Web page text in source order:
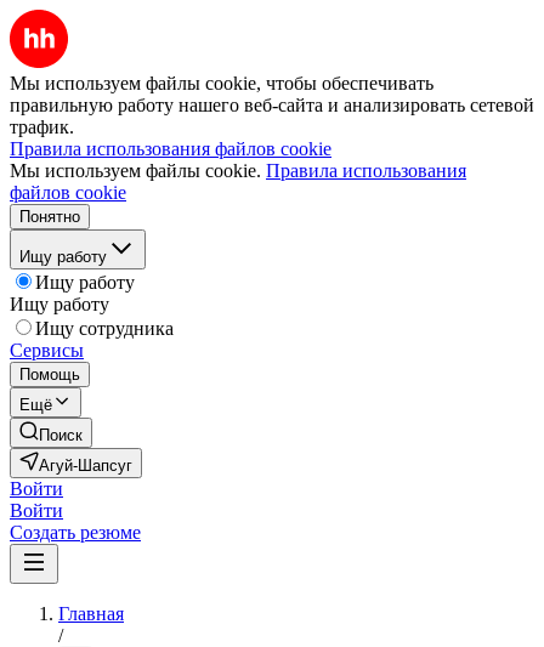
Мы используем файлы cookie, чтобы обеспечивать
правильную работу нашего веб-сайта и анализировать сетевой
трафик.
Правила использования файлов cookie
Мы используем файлы cookie. Правила использования
файлов cookie
Понятно
Ищу работу
Ищу работу
Ищу работу
Ищу сотрудника
Сервисы
Помощь
Ещё
Поиск
Агуй-Шапсуг
Войти
Войти
Создать резюме
Главная
/